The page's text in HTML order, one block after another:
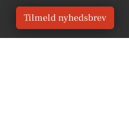
Tilmeld nyhedsbrev